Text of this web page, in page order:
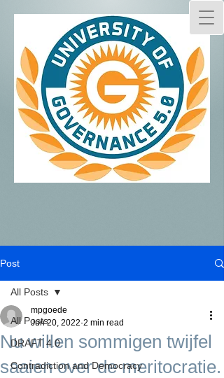
Post
All Posts
DRAFT 4.0
Contradiction and Democracy
All Posts
Nu willen sommigen twijfel
saaien over de meritocratie.
mpgoede
Jun 20, 2022 2 min read